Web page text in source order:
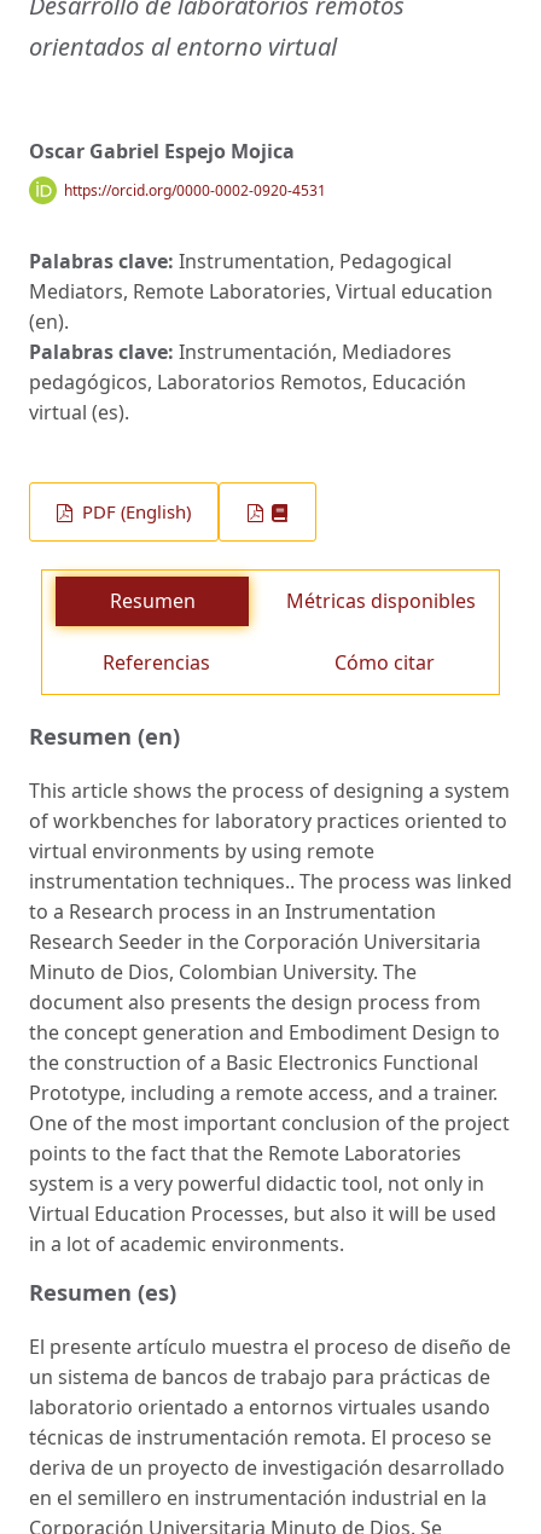
orientados al entorno virtual
Oscar Gabriel Espejo Mojica
https://orcid.org/0000-0002-0920-4531
Palabras clave: Instrumentation, Pedagogical
Mediators, Remote Laboratories, Virtual education
(en).
Palabras clave: Instrumentación, Mediadores
pedagógicos, Laboratorios Remotos, Educación
virtual (es).
PDF (English)
Resumen Métricas disponibles
Referencias Cómo citar
Resumen (en)
This article shows the process of designing a system
of workbenches for laboratory practices oriented to
virtual environments by using remote
instrumentation techniques.. The process was linked
to a Research process in an Instrumentation
Research Seeder in the Corporación Universitaria
Minuto de Dios, Colombian University. The
document also presents the design process from
the concept generation and Embodiment Design to
the construction of a Basic Electronics Functional
Prototype, including a remote access, and a trainer.
One of the most important conclusion of the project
points to the fact that the Remote Laboratories
system is a very powerful didactic tool, not only in
Virtual Education Processes, but also it will be used
in a lot of academic environments.
Resumen (es)
El presente artículo muestra el proceso de diseño de
un sistema de bancos de trabajo para prácticas de
laboratorio orientado a entornos virtuales usando
técnicas de instrumentación remota. El proceso se
deriva de un proyecto de investigación desarrollado
en el semillero en instrumentación industrial en la
Corporación Universitaria Minuto de Dios. Se